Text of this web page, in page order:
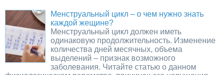
Менструальный цикл – о чем нужно знать
каждой жещине?
Менструальный цикл должен иметь
одинаковую продолжительность. Изменение
количества дней месячных, объема
выделений – признак возможного
заболевания. Читайте статью о данном